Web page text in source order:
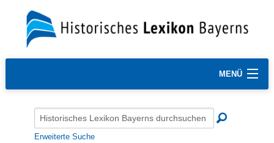
MENÜ
Erweiterte Suche